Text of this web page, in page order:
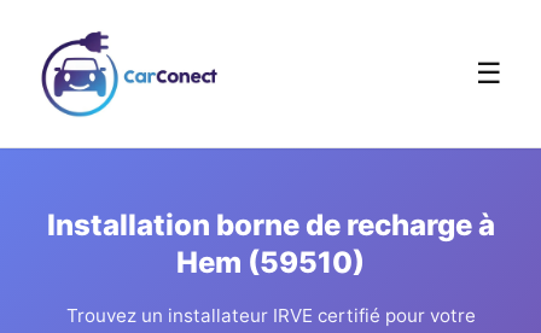
☰
Installation borne de recharge à
Hem (59510)
Trouvez un installateur IRVE certifié pour votre